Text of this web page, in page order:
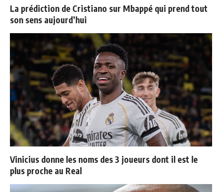
La prédiction de Cristiano sur Mbappé qui prend tout
son sens aujourd’hui
Vinicius donne les noms des 3 joueurs dont il est le
plus proche au Real